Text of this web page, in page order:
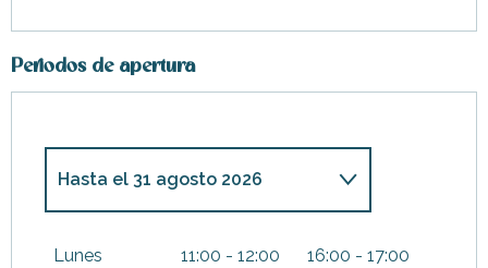
Periodos de apertura
2026
Hasta el 31 agosto 2026
Lunes 11:00 - 12:00 16:00 - 17:00